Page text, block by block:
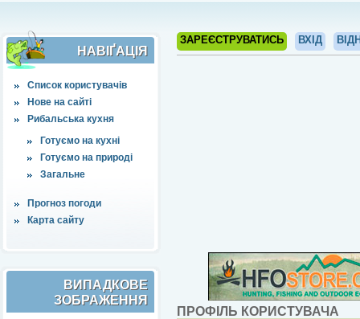
НАВІҐАЦІЯ
Список користувачів
Нове на сайті
Рибальська кухня
Готуємо на кухні
Готуємо на природі
Загальне
Прогноз погоди
Карта сайту
ВИПАДКОВЕ
ЗОБРАЖЕННЯ
ЗАРЕЄСТРУВАТИСЬ ВХІД
ПРОФІЛЬ КОРИСТУВАЧА